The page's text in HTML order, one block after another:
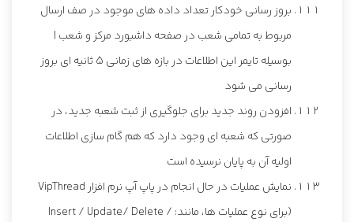
بروز رسانی خودکار تعداد داده های موجود در صف ارسال
مربوط به تمامی شعب در صفحه داشبورد مرکز و شعب |
بوسیله تایمر این اطلاعات در بازه های زمانی 5 ثانیه ای بروز
رسانی می شود
افزودن روند جدید برای جلوگیری از ثبت شعبه جدید، در
صورتی که شعبه ای وجود دارد که هم گام سازی اطلاعات
اولیه آن به پایان نرسیده است
نمایش عملیات در حال انجام در پاپ آپ نرم افزار VipThread
(برای نوع عملیات ها، مانند: Insert / Update/ Delete /